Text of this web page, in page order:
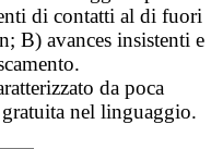
di contatti al di fuori
B) avances insistenti e
da poca
nel linguaggio.